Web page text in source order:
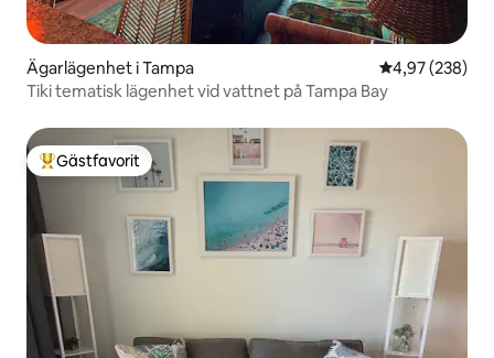
Ägarlägenhet i Tampa 4,97 av 5 i
4,97 (238)
Tiki tematisk lägenhet vid vattnet på Tampa Bay
Populär gästfavorit
Gästfavorit